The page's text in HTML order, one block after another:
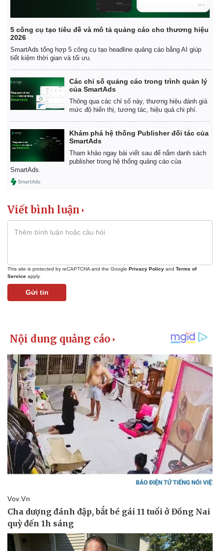
Pháp luật
Vụ án
Tin nóng
Tư vấn luật
Quân sự - Quốc phòng
Vũ khí
Phân tích
5 công cụ tạo tiêu đề và mô tả quảng cáo cho thương hiệu
2026
SmartAds tổng hợp 5 công cụ tạo headline quảng cáo bằng AI giúp
tiết kiệm thời gian và tối ưu.
Các chỉ số quảng cáo trong trình quản lý
của SmartAds
Thông qua các chỉ số này, thương hiệu đánh giá
mức độ hiển thị, tương tác, hiệu quả chi phí.
Khám phá hệ thống Publisher đối tác của
SmartAds
Tham khảo ngay bài viết sau để nắm danh sách
publisher trong hệ thống quảng cáo của
SmartAds.
Viết bình luận
This site is protected by reCAPTCHA and the Google Privacy Policy and Terms of
Service apply.
Gửi tin